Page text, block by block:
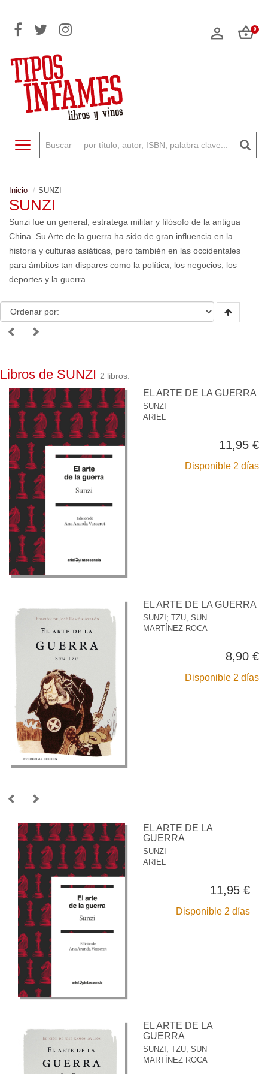
0
Toggle navigation
Inicio SUNZI
SUNZI
Sunzi fue un general, estratega militar y filósofo de la antigua
China. Su Arte de la guerra ha sido de gran influencia en la
historia y culturas asiáticas, pero también en las occidentales
para ámbitos tan dispares como la política, los negocios, los
deportes y la guerra.
Libros de SUNZI 2 libros.
EL ARTE DE LA GUERRA
SUNZI
ARIEL
11,95 €
Disponible 2 días
EL ARTE DE LA GUERRA
SUNZI ; TZU, SUN
MARTÍNEZ ROCA
8,90 €
Disponible 2 días
EL ARTE DE LA
GUERRA
SUNZI
ARIEL
11,95 €
Disponible 2 días
EL ARTE DE LA
GUERRA
SUNZI; TZU, SUN
MARTÍNEZ ROCA